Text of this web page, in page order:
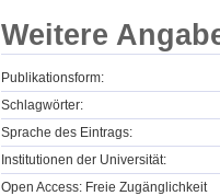
Weitere
Publikationsform:
Schlagwörter:
Sprache des Eintrags:
Institutionen der Universität:
Open Access: Freie Zugänglichkeit